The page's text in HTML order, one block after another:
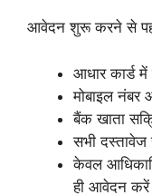
आवेदन शुरू करने से
आधार कार्ड में
मोबाइल नंबर
बैंक खाता
सभी दस्तावेज
केवल
ही आवेदन